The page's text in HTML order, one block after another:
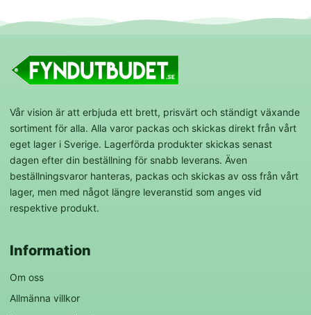
Vår vision är att erbjuda ett brett, prisvärt och ständigt växande
sortiment för alla. Alla varor packas och skickas direkt från vårt
eget lager i Sverige. Lagerförda produkter skickas senast
dagen efter din beställning för snabb leverans. Även
beställningsvaror hanteras, packas och skickas av oss från vårt
lager, men med något längre leveranstid som anges vid
respektive produkt.
Information
Om oss
Allmänna villkor